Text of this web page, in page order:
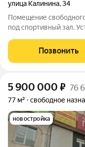
улица Калинина,34
Помещение
под спортивный зал.
парк "Молодежный".
6.7 и 4.8 кв м
Позвонить
5 900 000 ₽ 76
77 м² свободное
новостройка